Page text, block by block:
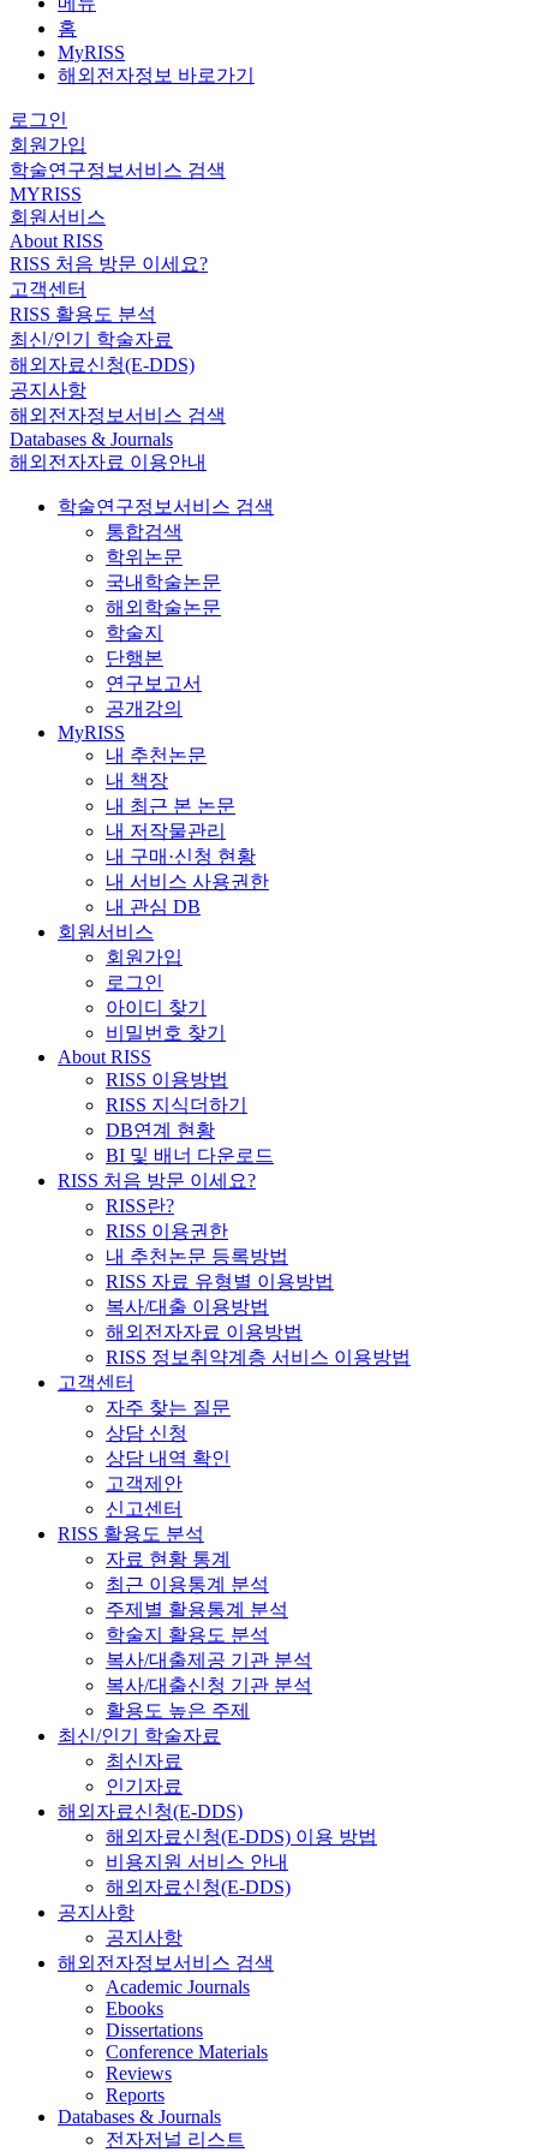
홈
MyRISS
해외전자정보 바로가기
로그인
회원가입
학술연구정보서비스 검색
MYRISS
회원서비스
About RISS
RISS 처음 방문 이세요?
고객센터
RISS 활용도 분석
최신/인기 학술자료
해외자료신청(E-DDS)
공지사항
해외전자정보서비스 검색
Databases & Journals
해외전자자료 이용안내
학술연구정보서비스 검색
통합검색
학위논문
국내학술논문
해외학술논문
학술지
단행본
연구보고서
공개강의
MyRISS
내 추천논문
내 책장
내 최근 본 논문
내 저작물관리
내 구매·신청 현황
내 서비스 사용권한
내 관심 DB
회원서비스
회원가입
로그인
아이디 찾기
비밀번호 찾기
About RISS
RISS 이용방법
RISS 지식더하기
DB연계 현황
BI 및 배너 다운로드
RISS 처음 방문 이세요?
RISS란?
RISS 이용권한
내 추천논문 등록방법
RISS 자료 유형별 이용방법
복사/대출 이용방법
해외전자자료 이용방법
RISS 정보취약계층 서비스 이용방법
고객센터
자주 찾는 질문
상담 신청
상담 내역 확인
고객제안
신고센터
RISS 활용도 분석
자료 현황 통계
최근 이용통계 분석
주제별 활용통계 분석
학술지 활용도 분석
복사/대출제공 기관 분석
복사/대출신청 기관 분석
활용도 높은 주제
최신/인기 학술자료
최신자료
인기자료
해외자료신청(E-DDS)
해외자료신청(E-DDS) 이용 방법
비용지원 서비스 안내
해외자료신청(E-DDS)
공지사항
공지사항
해외전자정보서비스 검색
Academic Journals
Ebooks
Dissertations
Conference Materials
Reviews
Reports
Databases & Journals
전자저널 리스트